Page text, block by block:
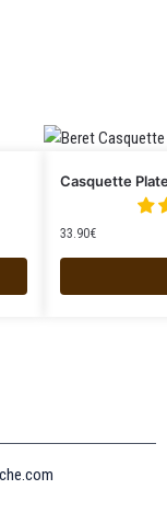
Casquette
33.90€